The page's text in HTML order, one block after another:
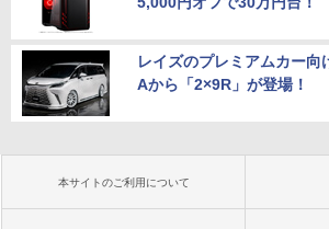
レイズのプレミアムカー向
Aから「2×9R」が登場！
本サイトのご利用について